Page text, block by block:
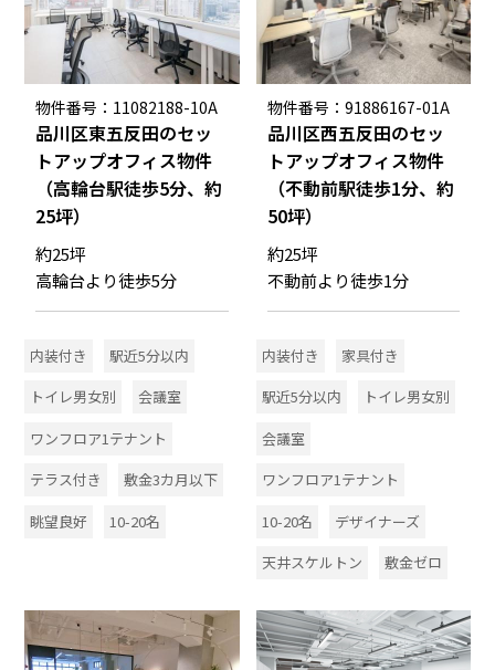
物件番号：11082188-10A
品川区東五反田のセッ
トアップオフィス物件
（高輪台駅徒歩5分、約
25坪）
約25坪
高輪台より徒歩5分
内装付き
駅近5分以内
トイレ男女別
会議室
ワンフロア1テナント
テラス付き
敷金3カ月以下
眺望良好
10-20名
物件番号：91886167-01A
品川区西五反田のセッ
トアップオフィス物件
（不動前駅徒歩1分、約
50坪）
約25坪
不動前より徒歩1分
内装付き
家具付き
駅近5分以内
トイレ男女別
会議室
ワンフロア1テナント
10-20名
デザイナーズ
天井スケルトン
敷金ゼロ